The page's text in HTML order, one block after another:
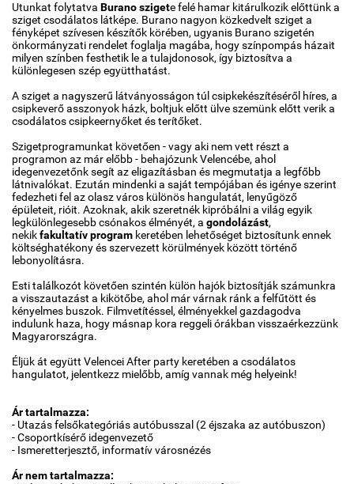
Utunkat folytatva Burano szigete felé hamar kitárulkozik előttünk a
sziget csodálatos látképe. Burano nagyon közkedvelt sziget a
fényképet szívesen készítők körében, ugyanis Burano szigetén
önkormányzati rendelet foglalja magába, hogy színpompás házait
milyen színben festhetik le a tulajdonosok, így biztosítva a
különlegesen szép együtthatást.
A sziget a nagyszerű látványosságon túl csipkekészítéséről híres, a
csipkeverő asszonyok házk, boltjuk előtt ülve szemünk előtt verik a
csodálatos csipkeernyőket és terítőket.
Szigetprogramunkat követően - vagy aki nem vett részt a
programon az már előbb - behajózunk Velencébe, ahol
idegenvezetőnk segít az eligazításban és megmutatja a legfőbb
látnivalókat. Ezután mindenki a saját tempójában és igénye szerint
fedezheti fel az olasz város különös hangulatát, lenyűgöző
épületeit, rióit. Azoknak, akik szeretnék kipróbálni a világ egyik
legkülönlegesebb csónakos élményét, a gondolázást,
nekikfakultatív program keretében lehetőséget biztosítunk ennek
költséghatékony és szervezett körülmények között történő
lebonyolításra.
Esti találkozót követően szintén külön hajók biztosítják számunkra
a visszautazást a kikötőbe, ahol már várnak ránk a felfűtött és
kényelmes buszok. Filmvetítéssel, élményekkel gazdagodva
indulunk haza, hogy másnap kora reggeli órákban visszaérkezzünk
Magyarországra.
Éljük át együtt Velencei After party keretében a csodálatos
hangulatot, jelentkezz mielőbb, amíg vannak még helyeink!
Ár tartalmazza:
- Utazás felsőkategóriás autóbusszal (2 éjszaka az autóbuszon)
- Csoportkísérő idegenvezető
- Ismeretterjesztő, informatív városnézés
Ár nem tartalmazza: